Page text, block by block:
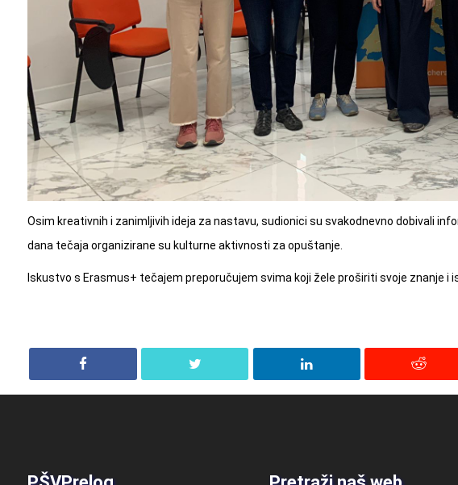
Osim kreativnih i zanimljivih ideja za nastavu, sudionici su svakodnevno dobivali
dana tečaja organizirane su kulturne aktivnosti za opuštanje.
Iskustvo s Erasmus+ tečajem preporučujem svima koji žele proširiti svoje znanje i